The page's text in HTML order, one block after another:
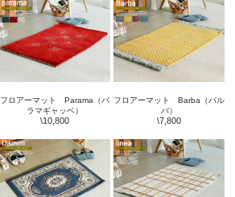
フロアーマット Parama（パ
ラマギャッベ）
\10,800
フロアーマット Barba（バル
バ）
\7,800